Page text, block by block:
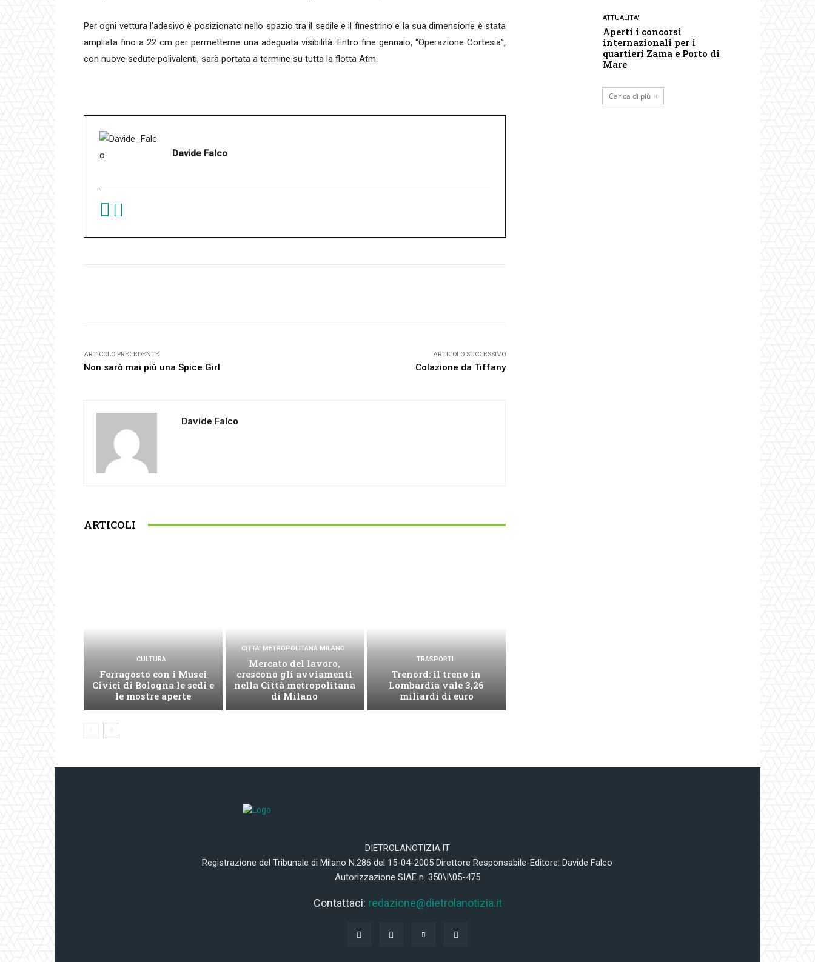
Per ogni vettura l’adesivo è posizionato nello spazio tra il sedile e il finestrino e la sua dimensione è stata
ampliata fino a 22 cm per permetterne una adeguata visibilità. Entro fine gennaio, “Operazione Cortesia”,
con nuove sedute polivalenti, sarà portata a termine su tutta la flotta Atm.
Davide Falco
ARTICOLO PRECEDENTE
Non sarò mai più una Spice Girl
ARTICOLO SUCCESSIVO
Colazione da Tiffany
Davide Falco
ARTICOLI
CULTURA
Ferragosto con i Musei
Civici di Bologna le sedi e
le mostre aperte
CITTA' METROPOLITANA MILANO
Mercato del lavoro,
crescono gli avviamenti
nella Città metropolitana
di Milano
TRASPORTI
Trenord: il treno in
Lombardia vale 3,26
miliardi di euro
ATTUALITA'
Aperti i concorsi
internazionali per i
quartieri Zama e Porto di
Mare
Carica di più
DIETROLANOTIZIA.IT
Registrazione del Tribunale di Milano N.286 del 15-04-2005 Direttore Responsabile-Editore: Davide Falco
Autorizzazione SIAE n. 350\I\05-475
Contattaci: redazione@dietrolanotizia.it